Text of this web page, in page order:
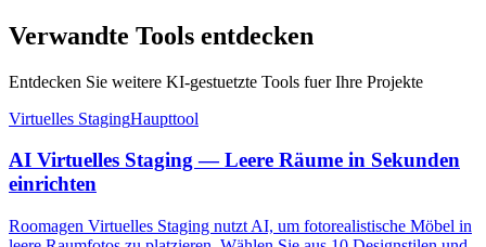
Verwandte Tools entdecken
Entdecken Sie weitere KI-gestuetzte Tools fuer Ihre Projekte
Virtuelles StagingHaupttool
AI Virtuelles Staging — Leere Räume in Sekunden
einrichten
Roomagen Virtuelles Staging nutzt AI, um fotorealistische Möbel in